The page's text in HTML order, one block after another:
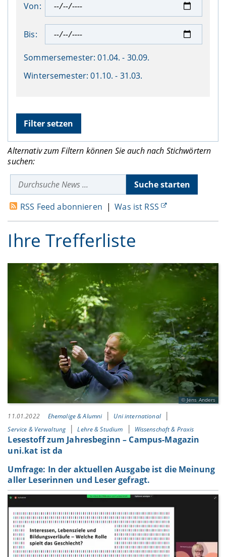
Von:
Bis:
Sommersemester: 01.04. - 30.09.
Wintersemester: 01.10. - 31.03.
Alternativ zum Filtern können Sie auch nach Stichwörtern
suchen:
RSS Feed abonnieren | Was ist RSS
Ihre Trefferliste
Jens Anders
11.01.2022 Ehemalige & Alumni
Uni international
Service & Verwaltung
Lehre & Studium Wissenschaft & Praxis
Lesestoff zum Jahresbeginn – Campus-Magazin
uni.kat ist da
Umfrage: In der aktuellen Ausgabe ist die Meinung
aller Leserinnen und Leser gefragt.